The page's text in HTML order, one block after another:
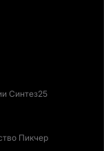
Синтез25
Пикчер